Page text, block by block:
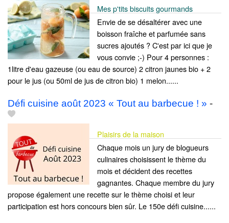
Mes p'tits biscuits gourmands
Envie de se désaltérer avec une
boisson fraîche et parfumée sans
sucres ajoutés ? C'est par ici que je
vous convie ;-) Pour 4 personnes :
1litre d'eau gazeuse (ou eau de source) 2 citron jaunes bio + 2
pour le jus (ou 50ml de jus de citron bio) 1 melon......
Défi cuisine août 2023 « Tout au barbecue ! » -
Plaisirs de la maison
Chaque mois un jury de blogueurs
culinaires choisissent le thème du
mois et décident des recettes
gagnantes. Chaque membre du jury
propose également une recette sur le thème choisi et leur
participation est hors concours bien sûr. Le 150e défi cuisine......